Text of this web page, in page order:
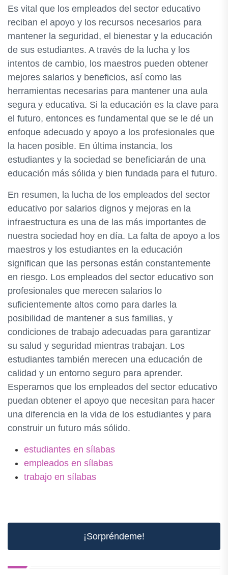
Es vital que los empleados del sector educativo
reciban el apoyo y los recursos necesarios para
mantener la seguridad, el bienestar y la educación
de sus estudiantes. A través de la lucha y los
intentos de cambio, los maestros pueden obtener
mejores salarios y beneficios, así como las
herramientas necesarias para mantener una aula
segura y educativa. Si la educación es la clave para
el futuro, entonces es fundamental que se le dé un
enfoque adecuado y apoyo a los profesionales que
la hacen posible. En última instancia, los
estudiantes y la sociedad se beneficiarán de una
educación más sólida y bien fundada para el futuro.
En resumen, la lucha de los empleados del sector
educativo por salarios dignos y mejoras en la
infraestructura es una de las más importantes de
nuestra sociedad hoy en día. La falta de apoyo a los
maestros y los estudiantes en la educación
significan que las personas están constantemente
en riesgo. Los empleados del sector educativo son
profesionales que merecen salarios lo
suficientemente altos como para darles la
posibilidad de mantener a sus familias, y
condiciones de trabajo adecuadas para garantizar
su salud y seguridad mientras trabajan. Los
estudiantes también merecen una educación de
calidad y un entorno seguro para aprender.
Esperamos que los empleados del sector educativo
puedan obtener el apoyo que necesitan para hacer
una diferencia en la vida de los estudiantes y para
construir un futuro más sólido.
estudiantes en sílabas
empleados en sílabas
trabajo en sílabas
¡Sorpréndeme!